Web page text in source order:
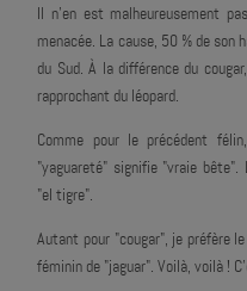
Il n'en est malheureusement
menacée. La cause, 50 % de son
du Sud. À la différence du
rapprochant du léopard.
Comme pour le précédent
"yaguareté" signifie "vraie bête".
"el tigre".
Autant pour "cougar", je préfère
féminin de "jaguar". Voilà, voilà !